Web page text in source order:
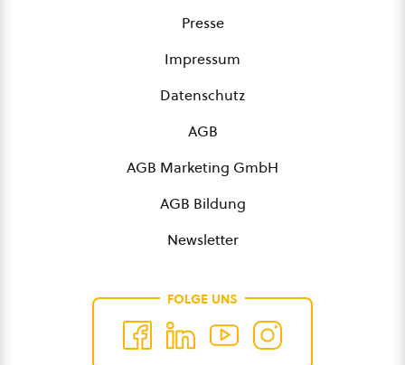
Presse
Impressum
Datenschutz
AGB
AGB Marketing GmbH
AGB Bildung
Newsletter
FOLGE UNS